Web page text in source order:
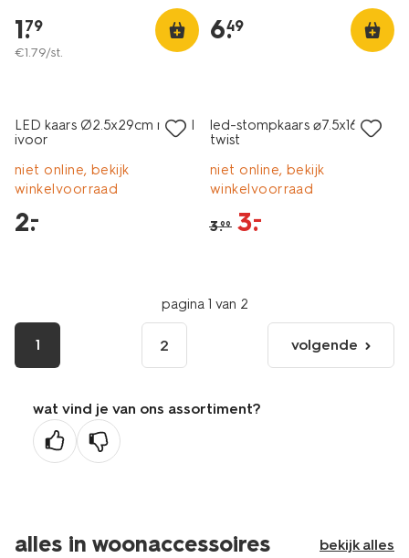
1.
79
€1.79/st.
6.
49
LED kaars Ø2.5x29cm ribbel
ivoor
niet online, bekijk
winkelvoorraad
2.
–
led-stompkaars ⌀7.5x16cm
twist
niet online, bekijk
winkelvoorraad
3.99 3.
–
pagina 1 van 2
1 2
volgende
pagina
volgende
wat vind je van ons assortiment?
alles in woonaccessoires bekijk alles